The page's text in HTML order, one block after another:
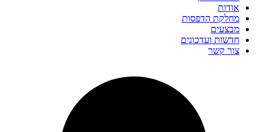
אודות
מחלקת הדפסות
מבצעים
חדשות ועדכונים
צור קשר